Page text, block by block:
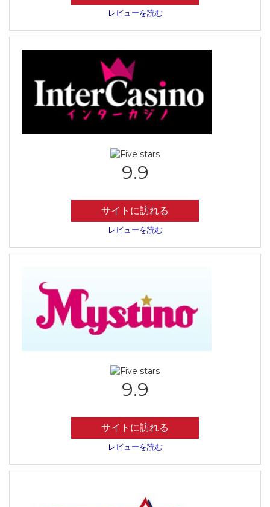
レビューを読む
9.9
サイトに訪れる
レビューを読む
9.9
サイトに訪れる
レビューを読む